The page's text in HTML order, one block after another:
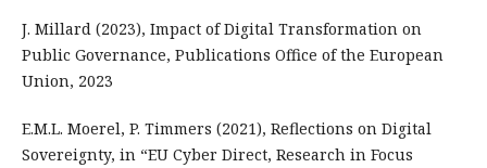
J. Millard (2023), Impact of Digital Transformation on
Public Governance, Publications Office of the European
Union, 2023
E.M.L. Moerel, P. Timmers (2021), Reflections on Digital
Sovereignty, in “EU Cyber Direct, Research in Focus